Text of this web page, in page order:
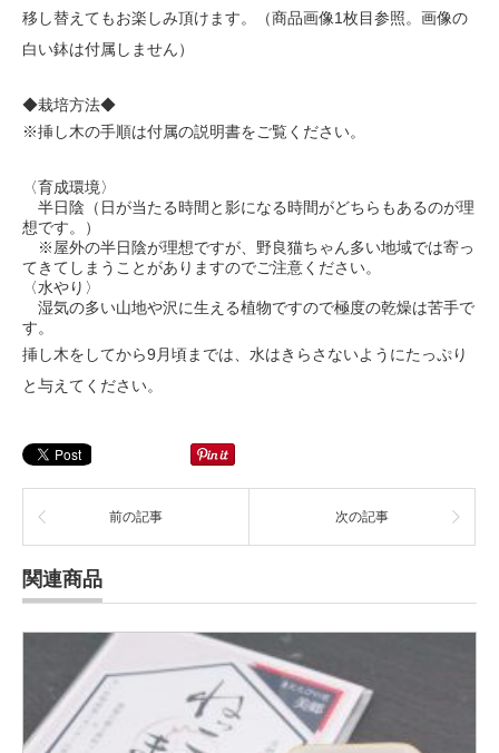
移し替えてもお楽しみ頂けます。（商品画像1枚目参照。画像の
白い鉢は付属しません）
◆栽培方法◆
※挿し木の手順は付属の説明書をご覧ください。
〈育成環境〉
半日陰（日が当たる時間と影になる時間がどちらもあるのが理
想です。）
※屋外の半日陰が理想ですが、野良猫ちゃん多い地域では寄っ
てきてしまうことがありますのでご注意ください。
〈水やり〉
湿気の多い山地や沢に生える植物ですので極度の乾燥は苦手で
す。
挿し木をしてから9月頃までは、水はきらさないようにたっぷり
と与えてください。
前の記事 次の記事
関連商品